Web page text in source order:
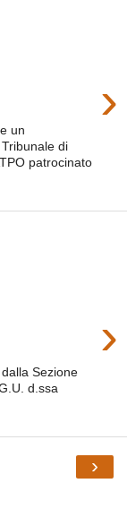
›
un
di
patrocinato
›
Sezione
d.ssa
›